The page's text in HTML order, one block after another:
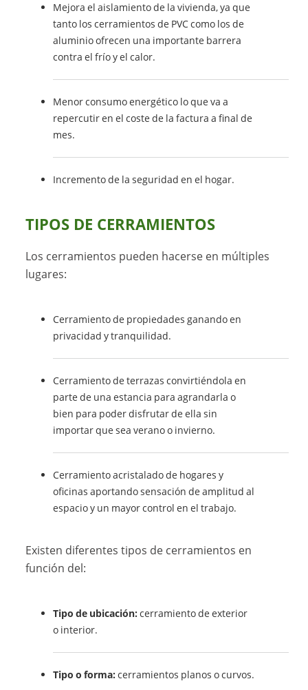
Mejora el aislamiento de la vivienda, ya que
tanto los cerramientos de PVC como los de
aluminio ofrecen una importante barrera
contra el frío y el calor.
Menor consumo energético lo que va a
repercutir en el coste de la factura a final de
mes.
Incremento de la seguridad en el hogar.
TIPOS DE CERRAMIENTOS
Los cerramientos pueden hacerse en múltiples
lugares:
Cerramiento de propiedades ganando en
privacidad y tranquilidad.
Cerramiento de terrazas convirtiéndola en
parte de una estancia para agrandarla o
bien para poder disfrutar de ella sin
importar que sea verano o invierno.
Cerramiento acristalado de hogares y
oficinas aportando sensación de amplitud al
espacio y un mayor control en el trabajo.
Existen diferentes tipos de cerramientos en
función del:
Tipo de ubicación: cerramiento de exterior
o interior.
Tipo o forma: cerramientos planos o curvos.